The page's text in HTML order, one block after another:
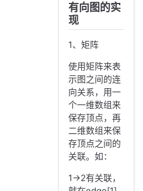
有向图的实
现
1、矩阵
使用矩阵来表
示图之间的连
向关系，用一
个一维数组来
保存顶点，再
二维数组来保
存顶点之间的
关联。如：
1->2有关联，